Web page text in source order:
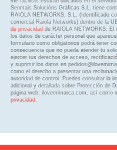
Senmais Solucións Gráficas S.L. tiene
RAIOLA NETWORKS, S.L. (Identificado
comercial Raiola Networks) dentro de la
de privacidad de RAIOLA NETWORKS. El
los datos de carácter personal que
formulario como obligatorios podrá tener
consecuencia que no pueda atender tu
ejercer tus derechos de acceso,
y suprimir los datos en
como el derecho a presentar una
autoridad de control. Puedes consultar la
adicional y detallada sobre Protección de
página web: ilovemimarca.com, así como
privacidad .